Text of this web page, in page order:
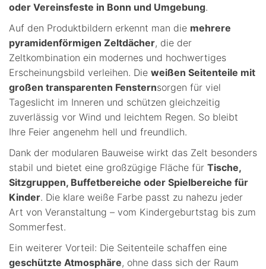
oder Vereinsfeste in Bonn und Umgebung.
Auf den Produktbildern erkennt man die mehrere
pyramidenförmigen Zeltdächer, die der
Zeltkombination ein modernes und hochwertiges
Erscheinungsbild verleihen. Die weißen Seitenteile mit
großen transparenten Fensternsorgen für viel
Tageslicht im Inneren und schützen gleichzeitig
zuverlässig vor Wind und leichtem Regen. So bleibt
Ihre Feier angenehm hell und freundlich.
Dank der modularen Bauweise wirkt das Zelt besonders
stabil und bietet eine großzügige Fläche für Tische,
Sitzgruppen, Buffetbereiche oder Spielbereiche für
Kinder. Die klare weiße Farbe passt zu nahezu jeder
Art von Veranstaltung – vom Kindergeburtstag bis zum
Sommerfest.
Ein weiterer Vorteil: Die Seitenteile schaffen eine
geschützte Atmosphäre, ohne dass sich der Raum